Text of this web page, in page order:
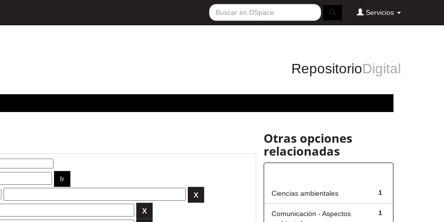
Servicios
RepositorioDigital
Otras opciones
relacionadas
1
Ciencias ambientales
1
Comunicación - Aspectos